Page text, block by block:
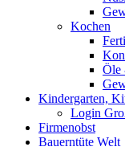
Kochen
Öle
Kindergarten,
Login
Firmenobst
Bauerntüte Welt